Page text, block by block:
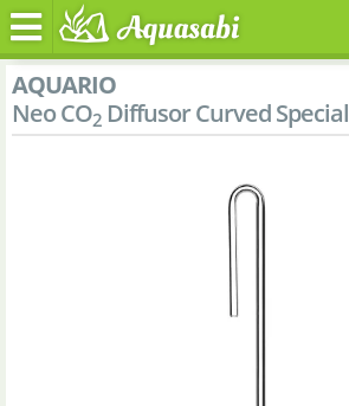
AQUARIO
Neo CO2 Diffusor Curved Special